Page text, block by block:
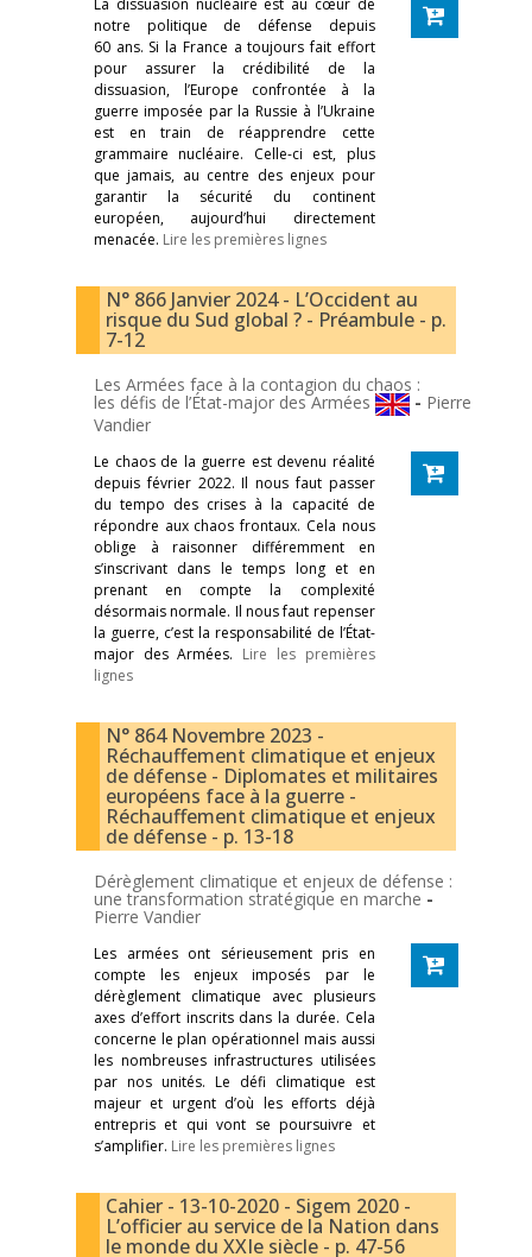
La dissuasion nucléaire est au cœur de
notre politique de défense depuis
60 ans. Si la France a toujours fait effort
pour assurer la crédibilité de la
dissuasion, l’Europe confrontée à la
guerre imposée par la Russie à l’Ukraine
est en train de réapprendre cette
grammaire nucléaire. Celle-ci est, plus
que jamais, au centre des enjeux pour
garantir la sécurité du continent
européen, aujourd’hui directement
menacée. Lire les premières lignes
N° 866 Janvier 2024 - L’Occident au
risque du Sud global ? - Préambule - p.
7-12
Les Armées face à la contagion du chaos :
les défis de l’État-major des Armées
- Pierre
Vandier
Le chaos de la guerre est devenu réalité
depuis février 2022. Il nous faut passer
du tempo des crises à la capacité de
répondre aux chaos frontaux. Cela nous
oblige à raisonner différemment en
s’inscrivant dans le temps long et en
prenant en compte la complexité
désormais normale. Il nous faut repenser
la guerre, c’est la responsabilité de l’État-
major des Armées. Lire les premières
lignes
N° 864 Novembre 2023 -
Réchauffement climatique et enjeux
de défense - Diplomates et militaires
européens face à la guerre -
Réchauffement climatique et enjeux
de défense - p. 13-18
Dérèglement climatique et enjeux de défense :
une transformation stratégique en marche -
Pierre Vandier
Les armées ont sérieusement pris en
compte les enjeux imposés par le
dérèglement climatique avec plusieurs
axes d’effort inscrits dans la durée. Cela
concerne le plan opérationnel mais aussi
les nombreuses infrastructures utilisées
par nos unités. Le défi climatique est
majeur et urgent d’où les efforts déjà
entrepris et qui vont se poursuivre et
s’amplifier. Lire les premières lignes
Cahier - 13-10-2020 - Sigem 2020 -
L’officier au service de la Nation dans
le monde du XXIe siècle - p. 47-56